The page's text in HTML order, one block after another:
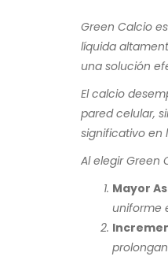
Green Calcio
líquida
una solución
El calcio
pared celular,
significativo en
Al elegir Green
Mayor
uniforme